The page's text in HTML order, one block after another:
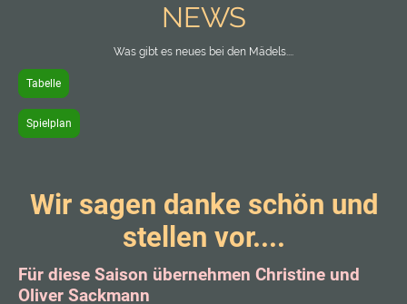
NEWS
Was gibt es neues bei den Mädels....
Tabelle
Spielplan
Wir sagen danke schön und
stellen vor....
Für diese Saison übernehmen Christine und
Oliver Sackmann